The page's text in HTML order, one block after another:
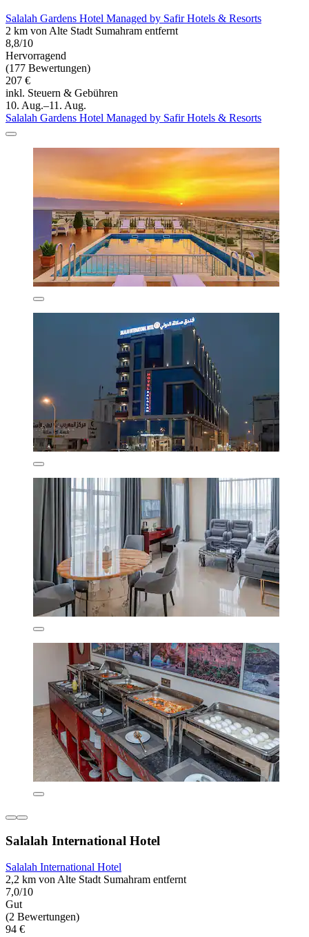
Salalah Gardens Hotel Managed by Safir Hotels & Resorts
2 km von Alte Stadt Sumahram entfernt
8,8/10
Hervorragend
(177 Bewertungen)
207 €
inkl. Steuern & Gebühren
10. Aug.–11. Aug.
Salalah Gardens Hotel Managed by Safir Hotels & Resorts
Salalah International Hotel
Salalah International Hotel
2,2 km von Alte Stadt Sumahram entfernt
7,0/10
Gut
(2 Bewertungen)
94 €